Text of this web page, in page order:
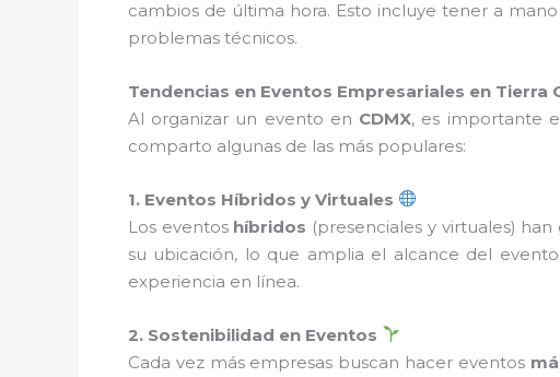
cambios de última hora. Esto incluye tener a
problemas técnicos.
Tendencias en Eventos Empresariales en Tierra
Al organizar un evento en CDMX, es importante
comparto algunas de las más populares:
1. Eventos Híbridos y Virtuales
Los eventos híbridos (presenciales y virtuales)
su ubicación, lo que amplia el alcance del
experiencia en línea.
2. Sostenibilidad en Eventos
Cada vez más empresas buscan hacer eventos